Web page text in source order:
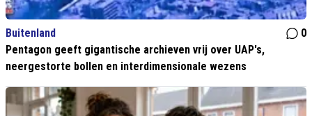
Buitenland
0
Pentagon geeft gigantische archieven vrij over UAP's,
neergestorte bollen en interdimensionale wezens